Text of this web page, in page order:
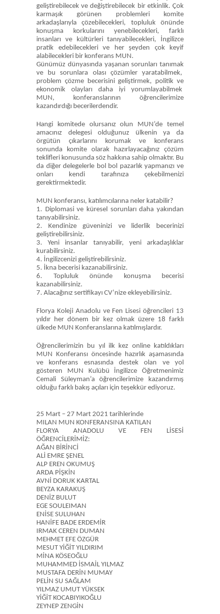
geliştirebilecek ve değiştirebilecek bir etkinlik. Çok
karmaşık görünen problemleri komite
arkadaşlarıyla çözebilecekleri, topluluk önünde
konuşma korkularını yenebilecekleri, farklı
insanları ve kültürleri tanıyabilecekleri, İngilizce
pratik edebilecekleri ve her şeyden çok keyif
alabilecekleri bir konferans MUN.
Günümüz dünyasında yaşanan sorunları tanımak
ve bu sorunlara olası çözümler yaratabilmek,
problem çözme becerisini geliştirmek, politik ve
ekonomik olayları daha iyi yorumlayabilmek
MUN, konferanslarının öğrencilerimize
kazandırdığı becerilerdendir.
Hangi komitede olursanız olun MUN’de temel
amacınız delegesi olduğunuz ülkenin ya da
örgütün çıkarlarını korumak ve konferans
sonunda komite olarak hazırlayacağınız çözüm
teklifleri konusunda söz hakkına sahip olmaktır. Bu
da diğer delegelerle bol bol pazarlık yapmanızı ve
onları kendi tarafınıza çekebilmenizi
gerektirmektedir.
MUN konferansı, katılımcılarına neler katabilir?
1. Diplomasi ve küresel sorunları daha yakından
tanıyabilirsiniz.
2. Kendinize güveninizi ve liderlik becerinizi
geliştirebilirsiniz.
3. Yeni insanlar tanıyabilir, yeni arkadaşlıklar
kurabilirsiniz.
4. İngilizcenizi geliştirebilirsiniz.
5. İkna becerisi kazanabilirsiniz.
6. Topluluk önünde konuşma becerisi
kazanabilirsiniz.
7. Alacağınız sertifikayı CV’nize ekleyebilirsiniz.
Florya Koleji Anadolu ve Fen Lisesi öğrencileri 13
yıldır her dönem bir kez olmak üzere 18 farklı
ülkede MUN Konferanslarına katılmışlardır.
Öğrencilerimizin bu yıl ilk kez online katıldıkları
MUN Konferansı öncesinde hazırlık aşamasında
ve konferans esnasında destek olan ve yol
gösteren MUN Kulübü İngilizce Öğretmenimiz
Cemali Süleyman’a öğrencilerimize kazandırmış
olduğu farklı bakış açıları için teşekkür ediyoruz.
25 Mart – 27 Mart 2021 tarihlerinde
MILAN MUN KONFERANSINA KATILAN
FLORYA ANADOLU VE FEN LİSESİ
ÖĞRENCİLERİMİZ:
AĞAN BİRİNCİ
ALİ EMRE ŞENEL
ALP EREN OKUMUŞ
ARDA PİŞKİN
AVNİ DORUK KARTAL
BEYZA KARAKUŞ
DENİZ BULUT
EGE SOULEIMAN
ENİSE SULUHAN
HANİFE BADE ERDEMİR
IRMAK CEREN DUMAN
MEHMET EFE ÖZGÜR
MESUT YİĞİT YILDIRIM
MİNA KÖSEOĞLU
MUHAMMED İSMAİL YILMAZ
MUSTAFA DERİN MUMAY
PELİN SU SAĞLAM
YILMAZ UMUT YÜKSEK
YİĞİT KOCABIYIKOĞLU
ZEYNEP ZENGİN